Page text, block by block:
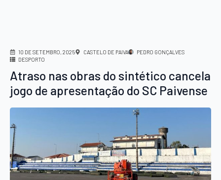
10 DE SETEMBRO, 2025 CASTELO DE PAIVA
PEDRO GONÇALVES
DESPORTO
Atraso nas obras do sintético cancela
jogo de apresentação do SC Paivense